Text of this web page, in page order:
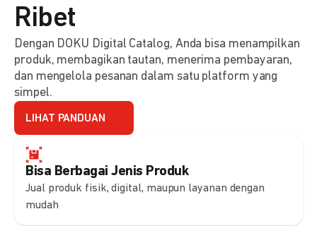
Bisa Berbagai Jenis Produk
Jual produk fisik, digital, maupun layanan dengan
mudah
Ribet
Dengan DOKU Digital Catalog, Anda bisa menampilkan
produk, membagikan tautan, menerima pembayaran,
dan mengelola pesanan dalam satu platform yang
simpel.
LIHAT PANDUAN